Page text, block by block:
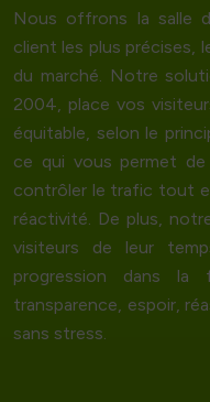
Nous offrons la salle
client les plus précises,
du marché. Notre
2004, place vos
équitable, selon le
ce qui vous permet
contrôler le trafic tout
réactivité. De plus,
visiteurs de leur
progression dans
transparence, espoir,
sans stress.